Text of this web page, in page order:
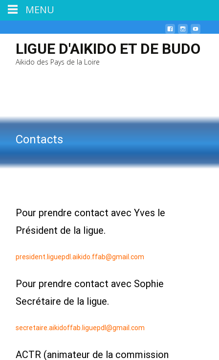
LIGUE D'AIKIDO ET DE BUDO
Aikido des Pays de la Loire
Contacts
Pour prendre contact avec Yves le
Président de la ligue.
president.liguepdl.aikido.ffab@gmail.com
Pour prendre contact avec Sophie
Secrétaire de la ligue.
secretaire.aikidoffab.liguepdl@gmail.com
ACTR (animateur de la commission
MENU